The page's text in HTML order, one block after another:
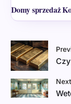
Domy sprzedaż